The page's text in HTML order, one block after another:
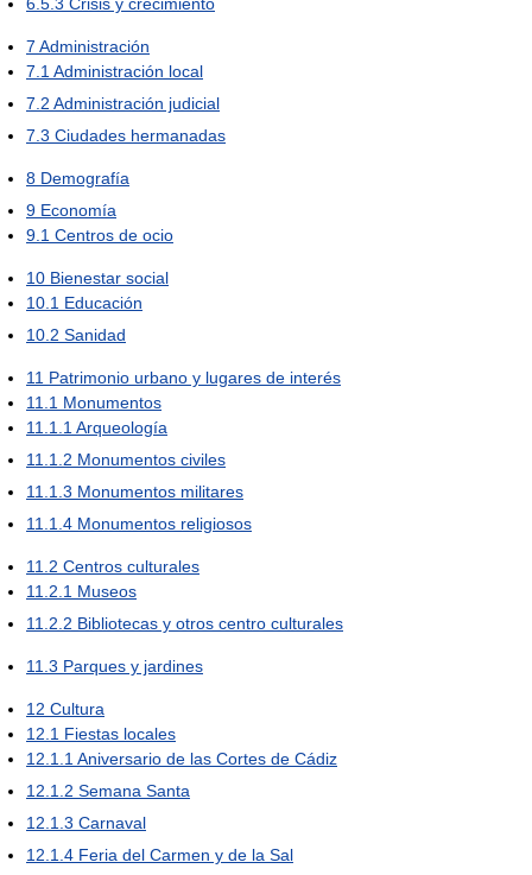
7 Administración
7.1 Administración local
7.2 Administración judicial
7.3 Ciudades hermanadas
8 Demografía
9 Economía
9.1 Centros de ocio
10 Bienestar social
10.1 Educación
10.2 Sanidad
11 Patrimonio urbano y lugares de interés
11.1 Monumentos
11.1.1 Arqueología
11.1.2 Monumentos civiles
11.1.3 Monumentos militares
11.1.4 Monumentos religiosos
11.2 Centros culturales
11.2.1 Museos
11.2.2 Bibliotecas y otros centro culturales
11.3 Parques y jardines
12 Cultura
12.1 Fiestas locales
12.1.1 Aniversario de las Cortes de Cádiz
12.1.2 Semana Santa
12.1.3 Carnaval
12.1.4 Feria del Carmen y de la Sal